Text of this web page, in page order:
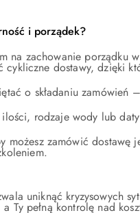
i porządek?
na zachowanie porządku
cykliczne dostawy, dzięki
o składaniu zamówień
rodzaje wody lub
możesz zamówić
uniknąć kryzysowych
Ty pełną kontrolę nad